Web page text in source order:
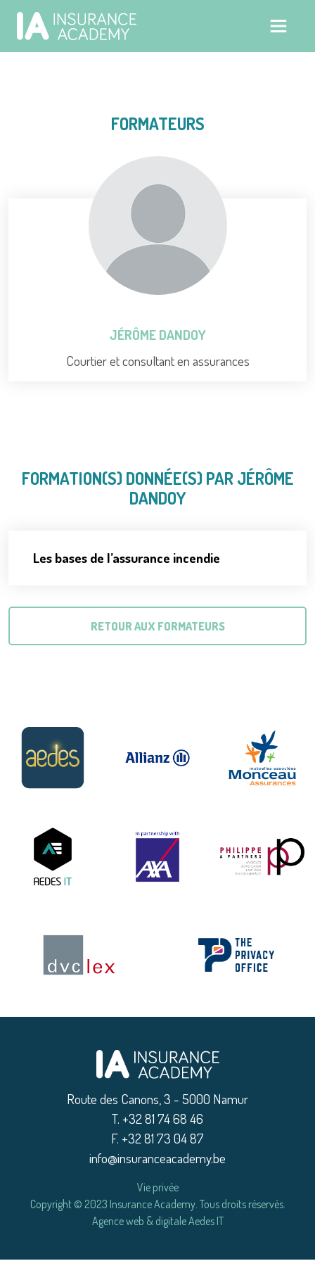
FORMATEURS
JÉRÔME DANDOY
Courtier et consultant en assurances
FORMATION(S) DONNÉE(S) PAR JÉRÔME
DANDOY
Les bases de l’assurance incendie
RETOUR AUX FORMATEURS
Route des Canons, 3 - 5000 Namur
|
T. +32 81 74 68 46
|
F. +32 81 73 04 87
|
info@insuranceacademy.be
Vie privée
|
Copyright © 2023 Insurance Academy. Tous droits réservés.
Agence web & digitale Aedes IT